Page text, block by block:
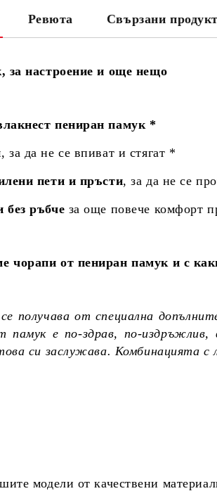
Ревюта Свързани
за настроение и още нещо
пениран памук *
, за да не се впиват и стягат *
пети и пръсти, за да не се
без ръбче за още повече комфорт
чорапи от пениран памук и с
получава от специална
памук е по-здрав, по-
си заслужава. Комбинацията
модели от качествени